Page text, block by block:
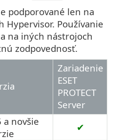
podporované len na
Hypervisor. Používanie
na iných nástrojoch
zodpovednosť.
Zariadenie
ESET
PROTECT
Server
a novšie
✔